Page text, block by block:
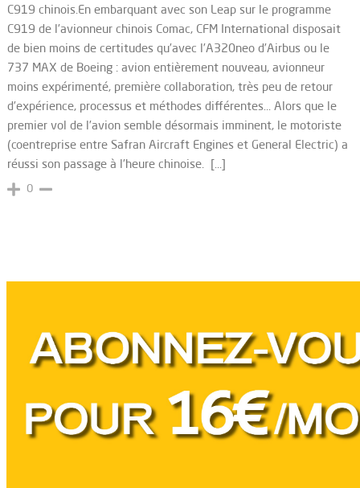
C919 chinois.En embarquant avec son Leap sur le programme
C919 de l’avionneur chinois Comac, CFM International disposait
de bien moins de certitudes qu’avec l’A320neo d’Airbus ou le
737 MAX de Boeing : avion entièrement nouveau, avionneur
moins expérimenté, première collaboration, très peu de retour
d’expérience, processus et méthodes différentes… Alors que le
premier vol de l’avion semble désormais imminent, le motoriste
(coentreprise entre Safran Aircraft Engines et General Electric) a
réussi son passage à l’heure chinoise. […]
0